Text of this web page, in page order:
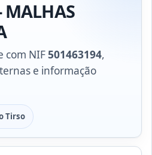
MALHAS
com NIF501463194,
e informação
Tirso